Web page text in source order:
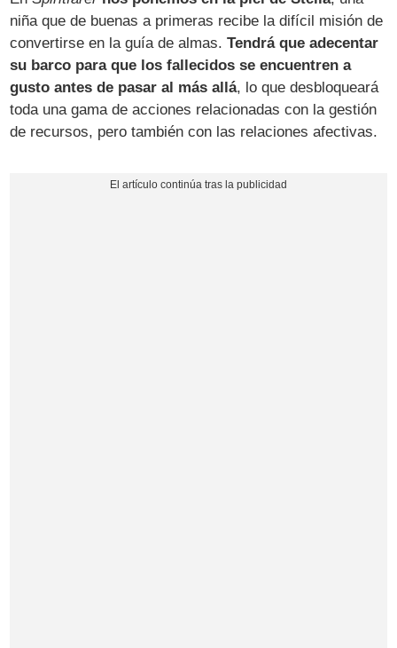
niña que de buenas a primeras recibe la difícil misión de
convertirse en la guía de almas.Tendrá que adecentar
su barco para que los fallecidos se encuentren a
gusto antes de pasar al más allá, lo que desbloqueará
toda una gama de acciones relacionadas con la gestión
de recursos, pero también con las relaciones afectivas.